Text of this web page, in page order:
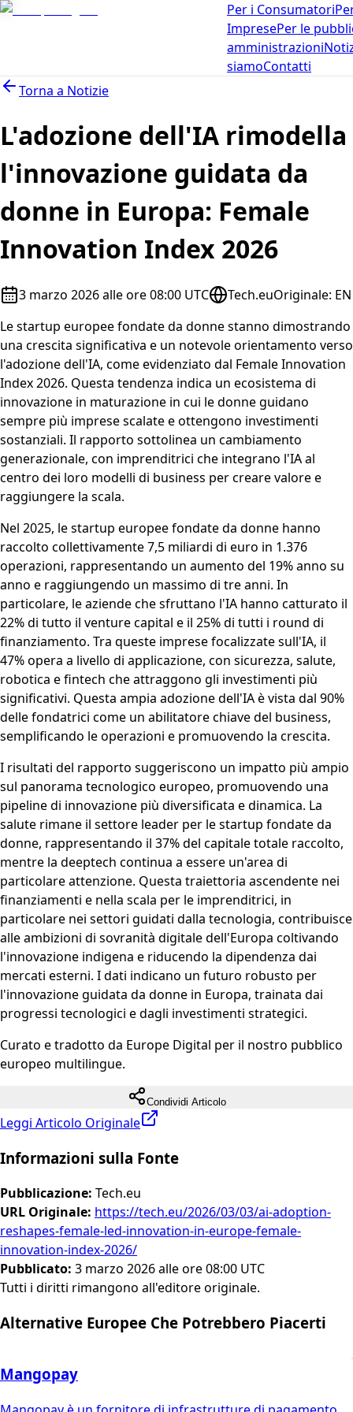
Per i Consumatori
ImpresePer le
amministrazioni
siamoContatti
Torna a Notizie
L'adozione dell'IA rimodella
l'innovazione guidata da
donne in Europa: Female
Innovation Index 2026
3 marzo 2026 alle ore 08:00 UTC Tech.euOriginale: EN
Le startup europee fondate da donne stanno dimostrando
una crescita significativa e un notevole orientamento verso
l'adozione dell'IA, come evidenziato dal Female Innovation
Index 2026. Questa tendenza indica un ecosistema di
innovazione in maturazione in cui le donne guidano
sempre più imprese scalate e ottengono investimenti
sostanziali. Il rapporto sottolinea un cambiamento
generazionale, con imprenditrici che integrano l'IA al
centro dei loro modelli di business per creare valore e
raggiungere la scala.
Nel 2025, le startup europee fondate da donne hanno
raccolto collettivamente 7,5 miliardi di euro in 1.376
operazioni, rappresentando un aumento del 19% anno su
anno e raggiungendo un massimo di tre anni. In
particolare, le aziende che sfruttano l'IA hanno catturato il
22% di tutto il venture capital e il 25% di tutti i round di
finanziamento. Tra queste imprese focalizzate sull'IA, il
47% opera a livello di applicazione, con sicurezza, salute,
robotica e fintech che attraggono gli investimenti più
significativi. Questa ampia adozione dell'IA è vista dal 90%
delle fondatrici come un abilitatore chiave del business,
semplificando le operazioni e promuovendo la crescita.
I risultati del rapporto suggeriscono un impatto più ampio
sul panorama tecnologico europeo, promuovendo una
pipeline di innovazione più diversificata e dinamica. La
salute rimane il settore leader per le startup fondate da
donne, rappresentando il 37% del capitale totale raccolto,
mentre la deeptech continua a essere un'area di
particolare attenzione. Questa traiettoria ascendente nei
finanziamenti e nella scala per le imprenditrici, in
particolare nei settori guidati dalla tecnologia, contribuisce
alle ambizioni di sovranità digitale dell'Europa coltivando
l'innovazione indigena e riducendo la dipendenza dai
mercati esterni. I dati indicano un futuro robusto per
l'innovazione guidata da donne in Europa, trainata dai
progressi tecnologici e dagli investimenti strategici.
Curato e tradotto da Europe Digital per il nostro pubblico
europeo multilingue.
Condividi Articolo
Leggi Articolo Originale
Informazioni sulla Fonte
Pubblicazione: Tech.eu
URL Originale: https://tech.eu/2026/03/03/ai-adoption-
reshapes-female-led-innovation-in-europe-female-
innovation-index-2026/
Pubblicato: 3 marzo 2026 alle ore 08:00 UTC
Tutti i diritti rimangono all'editore originale.
Alternative Europee Che Potrebbero Piacerti
Mangopay